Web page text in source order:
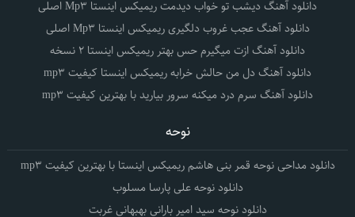
دانلود آهنگ دیشب تو خواب دیدمت ریمیکس اینستا Mp3 اصلی
دانلود آهنگ عجب غروب دلگیری ریمیکس اینستا Mp3 اصلی
دانلود آهنگ ازت میگیرم حس بهتر ریمیکس اینستا 2 نسخه
دانلود آهنگ دل من حالش خرابه ریمیکس اینستا کیفیت mp3
دانلود آهنگ سرم درد میکنه سرور بیارید با بهترین کیفیت mp3
نوحه
دانلود مداحی نوحه قمر بنی هاشم ریمیکس اینستا با بهترین کیفیت mp3
دانلود نوحه علی پارسا مسلوب
دانلود نوحه سید امیر بارانی بهبهانی غربت